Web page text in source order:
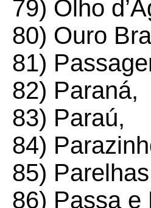
79) Olho
80) Ouro
81)
82) Paraná,
83) Paraú,
84)
85)
86) Passa e